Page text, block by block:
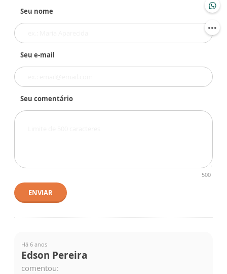
Seu nome
Seu e-mail
Seu comentário
500
ENVIAR
Há 6 anos
Edson Pereira
comentou: